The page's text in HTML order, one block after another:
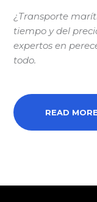
¿Transporte
tiempo y del
expertos en
todo.
READ MORE